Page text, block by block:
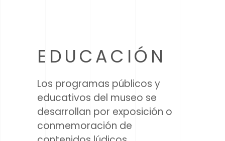
EDUCACIÓN
Los programas públicos y
educativos del museo se
desarrollan por exposición o
conmemoración de